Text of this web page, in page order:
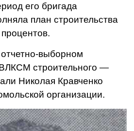
его бригада
план строительства
вы­борном
строительного —
Николая Кравченко
ор­ганизации.